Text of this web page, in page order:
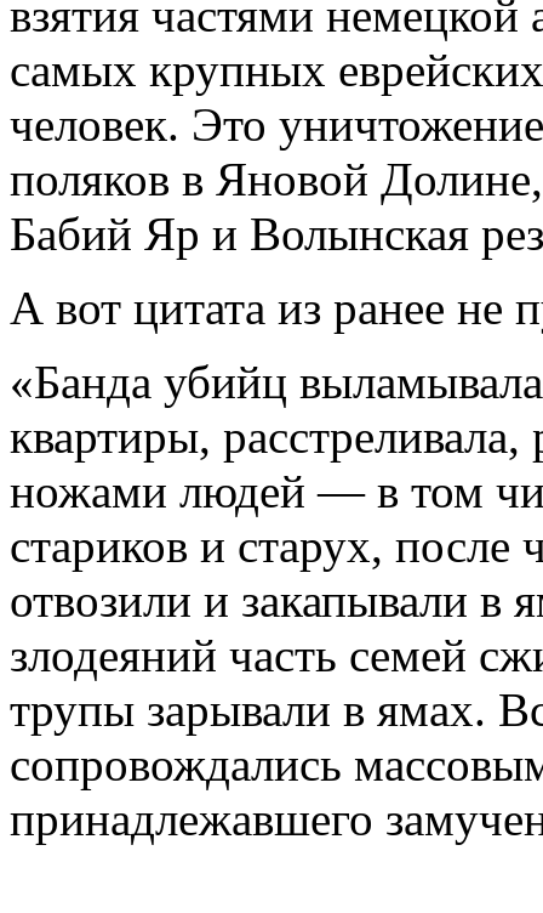
взятия частями
самых крупных
человек. Это
поляков в Яновой
Бабий Яр и Волынская
А вот цитата из ранее не
«Банда убийц
квартиры,
ножами людей — в том
стариков и старух,
отвозили и закапывали в
злодеяний часть семей
трупы зарывали в ямах.
сопровождались
принадлежавшего